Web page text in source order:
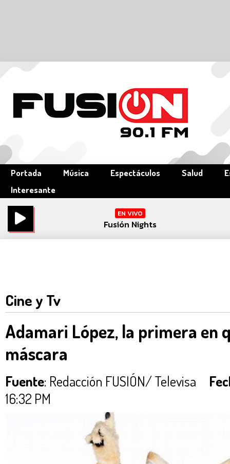
Portada Música Espectáculos Salud
Interesante
EN VIVO
Fusión Nights
Cine y Tv
Adamari López, la primera en
máscara
Fuente: Redacción FUSIÓN/ Televisa
16:32 PM